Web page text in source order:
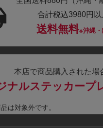
合計税込3980円
送料無料※沖縄・
本店で商品購入された場
ナルステッカープ
は対象外です。